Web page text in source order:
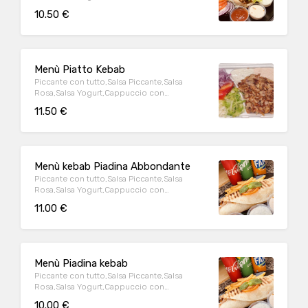
Brasiliana,Cipolla
10.50 €
Menù Piatto Kebab
Piccante con tutto,Salsa Piccante,Salsa
Rosa,Salsa Yogurt,Cappuccio con
Brasiliana,Cipolla
11.50 €
Menù kebab Piadina Abbondante
Piccante con tutto,Salsa Piccante,Salsa
Rosa,Salsa Yogurt,Cappuccio con
Brasiliana,Cipolla
11.00 €
Menù Piadina kebab
Piccante con tutto,Salsa Piccante,Salsa
Rosa,Salsa Yogurt,Cappuccio con
10.00 €